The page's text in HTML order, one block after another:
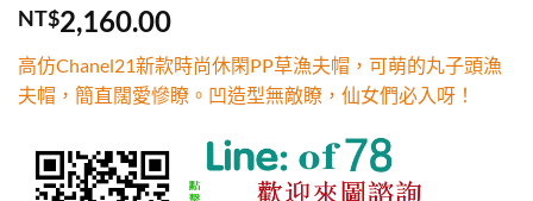
評分5.00 /
5，已有
1
位
分
NT$2,160.00
高仿Chanel21新款時尚休閑PP草漁夫帽，可萌的丸子頭漁
夫帽，簡直闊愛慘瞭。凹造型無敵瞭，仙女們必入呀！